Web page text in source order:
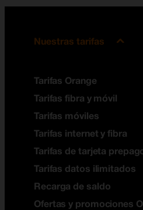
Nuestras tarifas
Tarifas Orange
Tarifas fibra y móvil
Tarifas móviles
Tarifas internet y fibra
Tarifas de tarjeta
Tarifas datos ilimitados
Recarga de saldo
Ofertas y promociones